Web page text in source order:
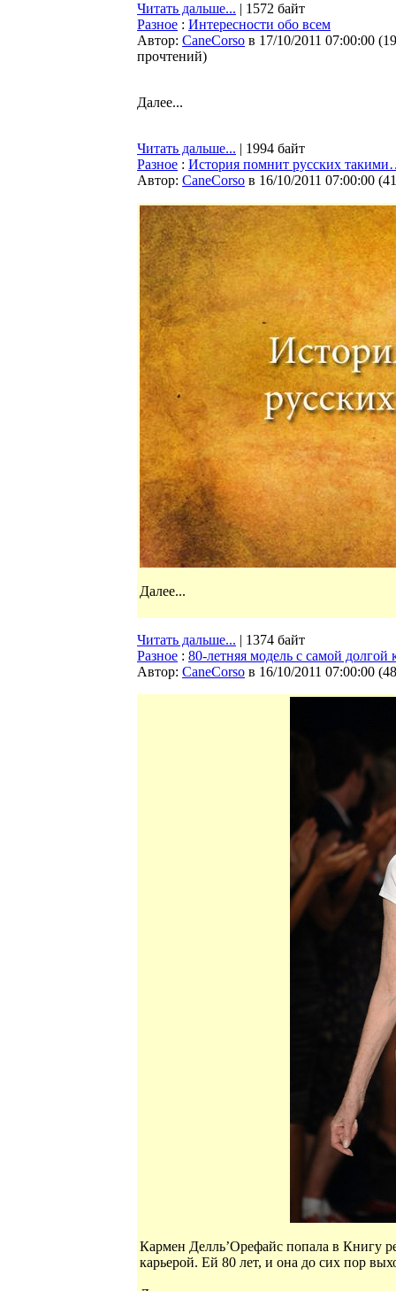
Читать дальше... | 1572 байт
Разное : Интересности обо всем
Автор: CaneCorso в 17/10/2011 07:00:00 (
прочтений)
Далее...
Читать дальше... | 1994 байт
Разное : История помнит русских
Автор: CaneCorso в 16/10/2011 07:00:00 (
Далее...
Читать дальше... | 1374 байт
Разное : 80-летняя модель с самой долгой
Автор: CaneCorso в 16/10/2011 07:00:00 (
Кармен Делль’Орефайс попала в Книгу
карьерой. Ей 80 лет, и она до сих пор